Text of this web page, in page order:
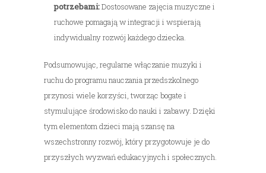
potrzebami:Dostosowane zajęcia muzyczne i
ruchowe pomagają w integracji i wspierają
indywidualny rozwój każdego dziecka.
Podsumowując, regularne włączanie muzyki i
ruchu do programu nauczania przedszkolnego
przynosi wiele korzyści, tworząc bogate i
stymulujące środowisko do nauki i zabawy. Dzięki
tym elementom dzieci mają szansę na
wszechstronny rozwój, który przygotowuje je do
przyszłych wyzwań edukacyjnych i społecznych.